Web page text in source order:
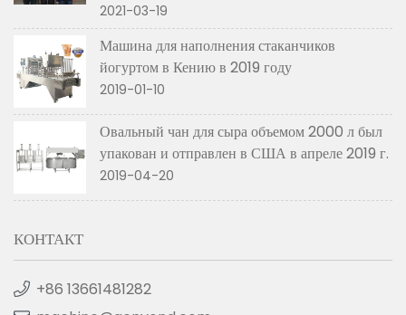
2021-03-19
Машина для наполнения стаканчиков
йогуртом в Кению в 2019 году
2019-01-10
Овальный чан для сыра объемом 2000 л был
упакован и отправлен в США в апреле 2019 г.
2019-04-20
КОНТАКТ
+86 13661481282